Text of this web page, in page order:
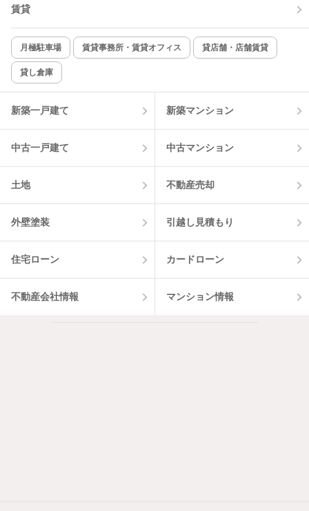
賃貸
月極駐車場 賃貸事務所・賃貸オフィス 貸店舗・店舗賃貸
貸し倉庫
新築一戸建て 新築マンション
中古一戸建て 中古マンション
土地 不動産売却
外壁塗装 引越し見積もり
住宅ローン カードローン
不動産会社情報 マンション情報